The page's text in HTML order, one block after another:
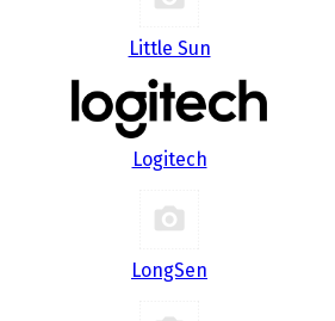
Little Sun
Logitech
LongSen